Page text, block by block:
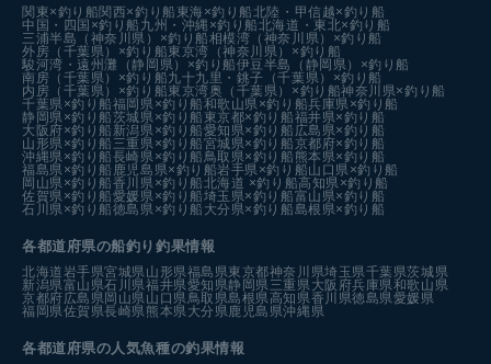
関東×釣り船関西×釣り船 東海×釣り船北陸・甲信越×釣り船
中国・四国×釣り船 九州・沖縄×釣り船北海道・東北×釣り船
三浦半島（神奈川県）×釣り船相模湾（神奈川県）×釣り船
外房（千葉県）×釣り船東京湾（神奈川県）×釣り船
駿河湾・遠州灘（静岡県）×釣り船伊豆半島（静岡県）×釣り船
南房（千葉県）×釣り船九十九里・銚子（千葉県）×釣り船
内房（千葉県）×釣り船東京湾奥（千葉県）×釣り船神奈川県×釣り船
千葉県×釣り船福岡県×釣り船和歌山県×釣り船兵庫県×釣り船
静岡県×釣り船茨城県×釣り船 東京都×釣り船福井県×釣り船
大阪府×釣り船 新潟県×釣り船愛知県×釣り船 広島県×釣り船
山形県×釣り船 三重県×釣り船宮城県×釣り船京都府×釣り船
沖縄県×釣り船長崎県×釣り船 鳥取県×釣り船 熊本県×釣り船
福島県×釣り船 鹿児島県×釣り船岩手県×釣り船山口県×釣り船
岡山県×釣り船香川県×釣り船北海道 ×釣り船高知県×釣り船
佐賀県×釣り船愛媛県×釣り船埼玉県×釣り船富山県×釣り船
石川県×釣り船徳島県×釣り船 大分県×釣り船島根県×釣り船
各都道府県の船釣り釣果情報
北海道 岩手県宮城県 山形県福島県東京都神奈川県埼玉県千葉県茨城県
新潟県富山県石川県福井県愛知県静岡県 三重県 大阪府兵庫県和歌山県
京都府広島県岡山県 山口県 鳥取県島根県高知県香川県徳島県愛媛県
福岡県佐賀県長崎県 熊本県 大分県 鹿児島県沖縄県
各都道府県の人気魚種の釣果情報